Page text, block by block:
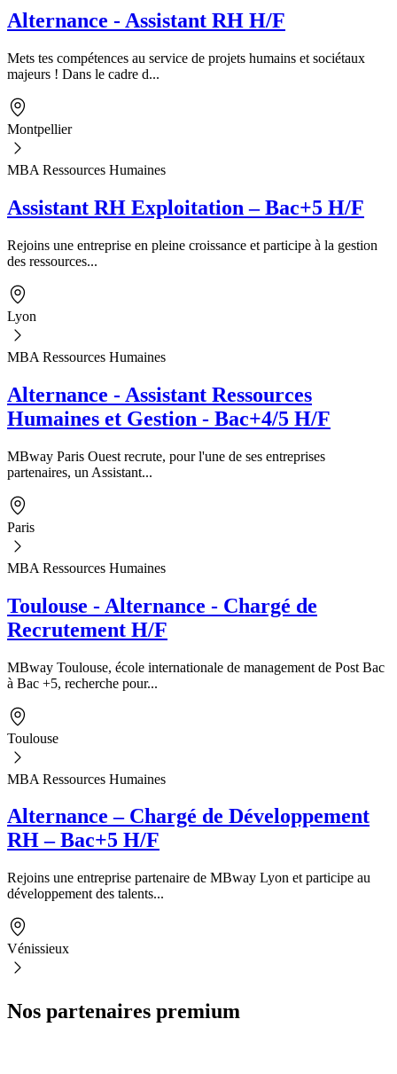
Alternance - Assistant RH H/F
Mets tes compétences au service de projets humains et sociétaux
majeurs ! Dans le cadre d...
Montpellier
MBA Ressources Humaines
Assistant RH Exploitation – Bac+5 H/F
Rejoins une entreprise en pleine croissance et participe à la gestion
des ressources...
Lyon
MBA Ressources Humaines
Alternance - Assistant Ressources
Humaines et Gestion - Bac+4/5 H/F
MBway Paris Ouest recrute, pour l'une de ses entreprises
partenaires, un Assistant...
Paris
MBA Ressources Humaines
Toulouse - Alternance - Chargé de
Recrutement H/F
MBway Toulouse, école internationale de management de Post Bac
à Bac +5, recherche pour...
Toulouse
MBA Ressources Humaines
Alternance – Chargé de Développement
RH – Bac+5 H/F
Rejoins une entreprise partenaire de MBway Lyon et participe au
développement des talents...
Vénissieux
Nos partenaires premium